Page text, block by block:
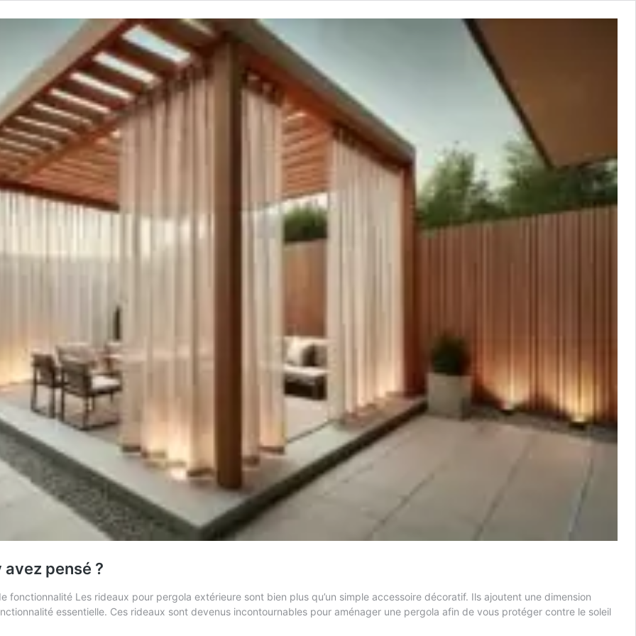
pensé ?
fonctionnalité Les rideaux pour pergola extérieure sont bien plus qu’un simple accessoire décoratif. Ils ajoutent une dimension
essentielle. Ces rideaux sont devenus incontournables pour aménager une pergola afin de vous protéger contre le soleil